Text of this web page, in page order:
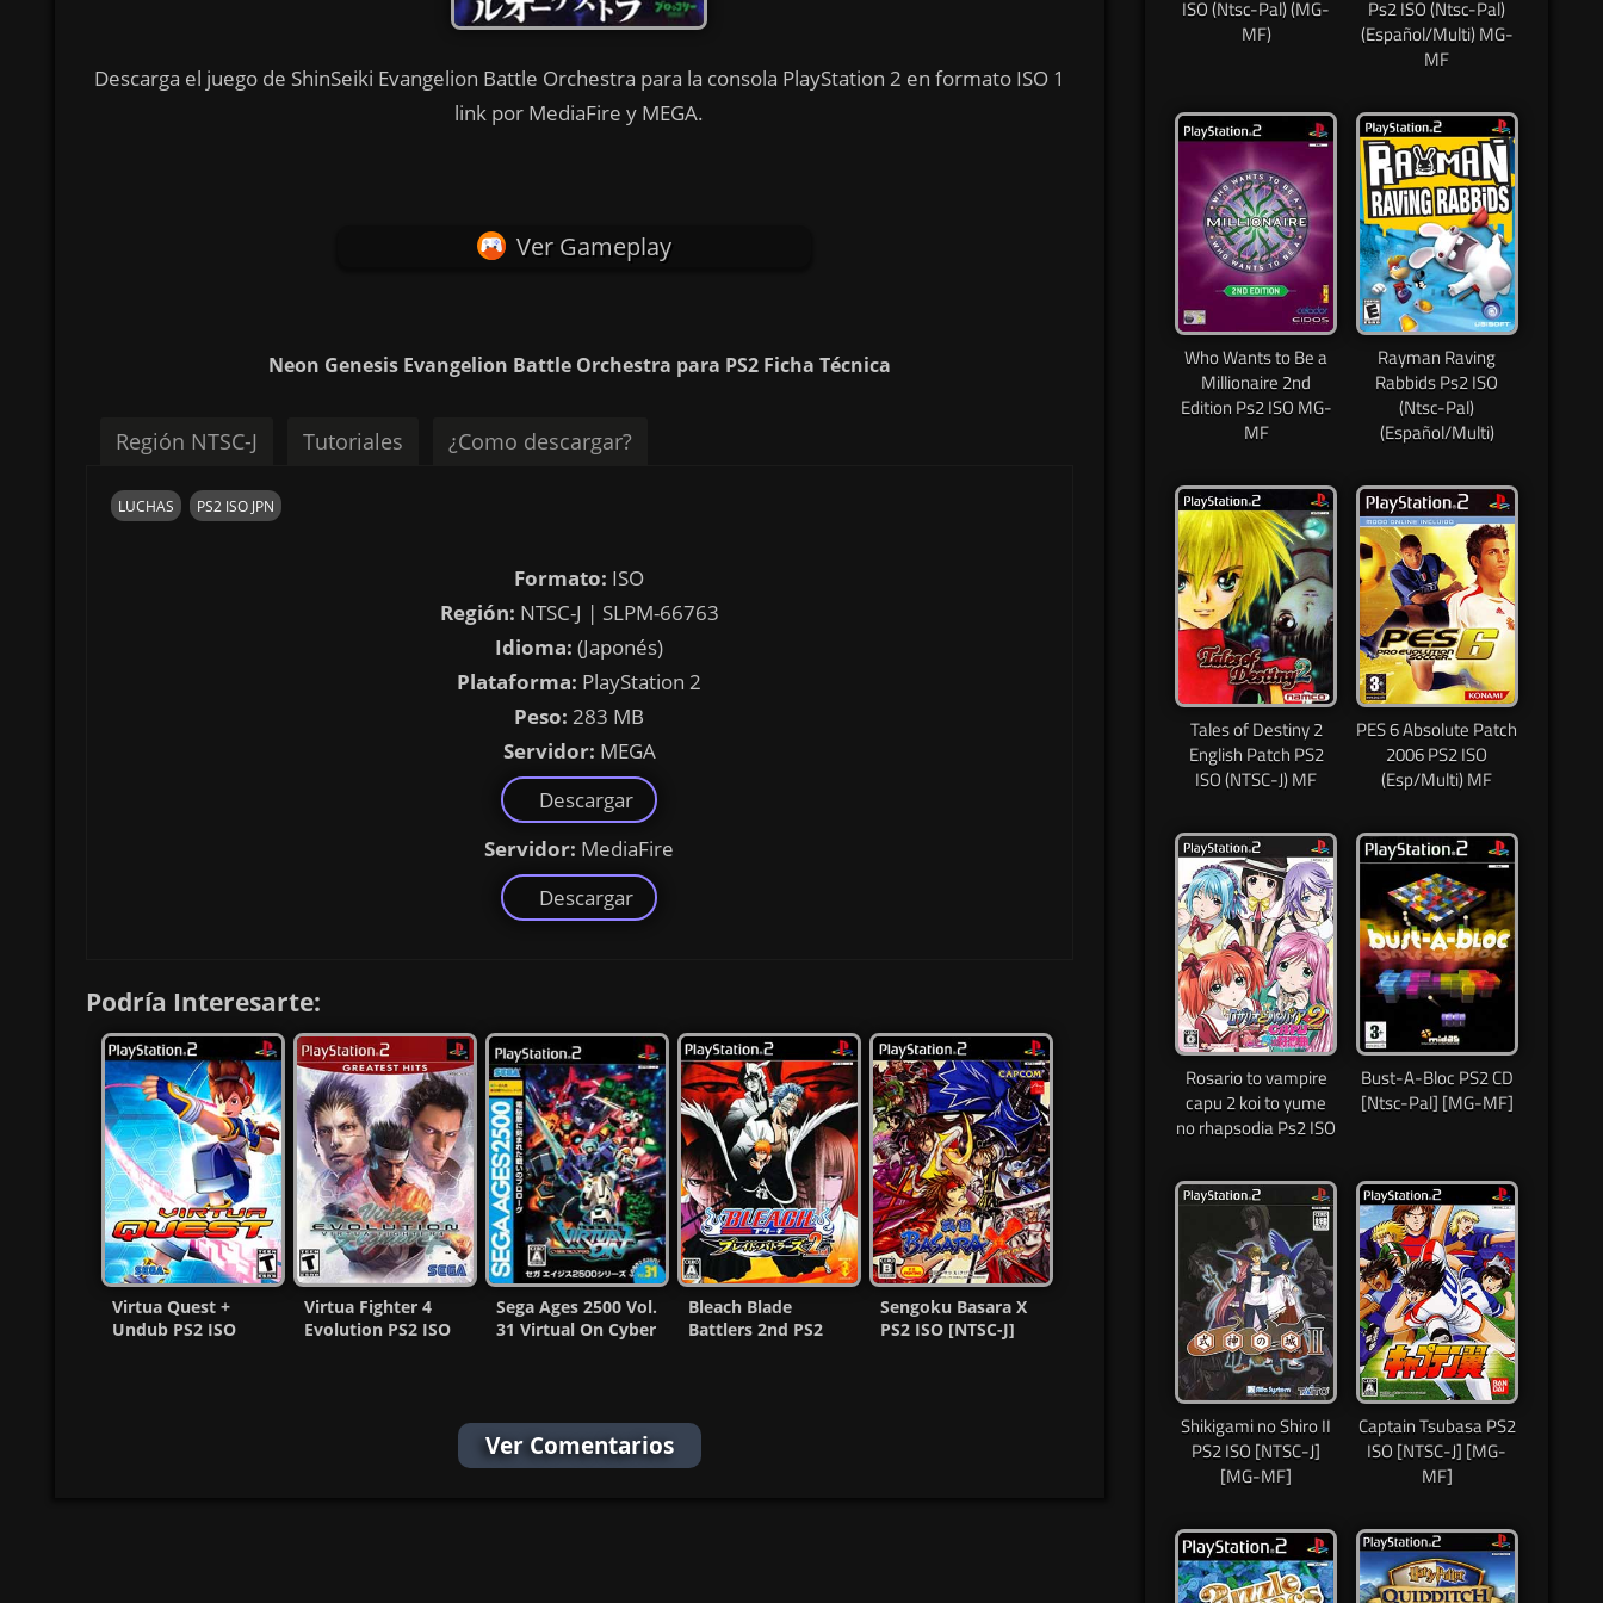
Descarga el juego de ShinSeiki Evangelion Battle Orchestra para la consola PlayStation 2 en formato ISO 1
link por MediaFire y MEGA.
Ver Gameplay
Neon Genesis Evangelion Battle Orchestra para PS2 Ficha Técnica
Región NTSC-J Tutoriales ¿Como descargar?
LUCHAS PS2 ISO JPN
Formato: ISO
Región: NTSC-J | SLPM-66763
Idioma: (Japonés)
Plataforma: PlayStation 2
Peso: 283 MB
Servidor: MEGA
Descargar
Servidor: MediaFire
Descargar
Podría Interesarte:
Virtua Quest +
Undub PS2 ISO
Virtua Fighter 4
Evolution PS2 ISO
Sega Ages 2500 Vol.
31 Virtual On Cyber
Bleach Blade
Battlers 2nd PS2
Sengoku Basara X
PS2 ISO [NTSC-J]
Ver Comentarios
ISO (Ntsc-Pal) (MG-
MF)
Ps2 ISO (Ntsc-Pal)
(Español/Multi) MG-
MF
Who Wants to Be a
Millionaire 2nd
Edition Ps2 ISO MG-
MF
Rayman Raving
Rabbids Ps2 ISO
(Ntsc-Pal)
(Español/Multi)
Tales of Destiny 2
English Patch PS2
ISO (NTSC-J) MF
PES 6 Absolute Patch
2006 PS2 ISO
(Esp/Multi) MF
Rosario to vampire
capu 2 koi to yume
no rhapsodia Ps2 ISO
Bust-A-Bloc PS2 CD
[Ntsc-Pal] [MG-MF]
Shikigami no Shiro II
PS2 ISO [NTSC-J]
[MG-MF]
Captain Tsubasa PS2
ISO [NTSC-J] [MG-
MF]